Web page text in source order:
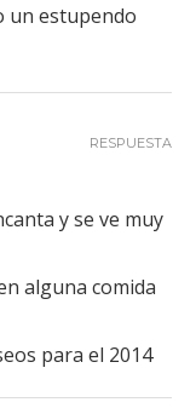
un estupendo
y se ve muy
alguna comida
para el 2014
RESPUESTA